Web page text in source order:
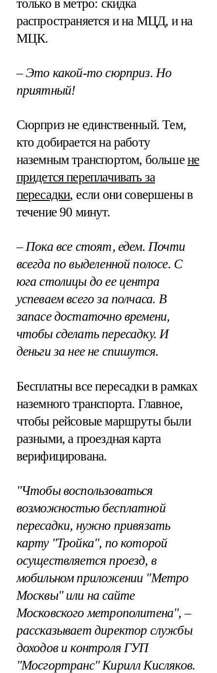
только в метро: скидка
распространяется и на МЦД, и на
МЦК.
– Это какой-то сюрприз. Но
приятный!
Сюрприз не единственный. Тем,
кто добирается на работу
наземным транспортом, больше не
придется переплачивать за
пересадки, если они совершены в
течение 90 минут.
– Пока все стоят, едем. Почти
всегда по выделенной полосе. С
юга столицы до ее центра
успеваем всего за полчаса. В
запасе достаточно времени,
чтобы сделать пересадку. И
деньги за нее не спишутся.
Бесплатны все пересадки в рамках
наземного транспорта. Главное,
чтобы рейсовые маршруты были
разными, а проездная карта
верифицирована.
"Чтобы воспользоваться
возможностью бесплатной
пересадки, нужно привязать
карту "Тройка", по которой
осуществляется проезд, в
мобильном приложении "Метро
Москвы" или на сайте
Московского метрополитена", –
рассказывает директор службы
доходов и контроля ГУП
"Мосгортранс" Кирилл Кисляков.